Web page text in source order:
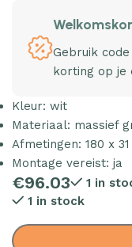
Gebruik code
korting op je
Kleur: wit
Materiaal: massief
Afmetingen: 180 x
Montage vereist: ja
€96.03
1 in
1 in stock